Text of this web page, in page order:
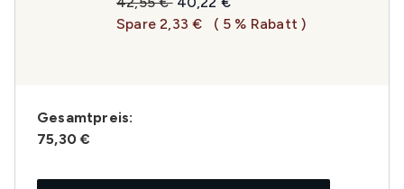
Spare 2,33 €
( 5 % Rabatt )
Gesamtpreis:
75,30 €